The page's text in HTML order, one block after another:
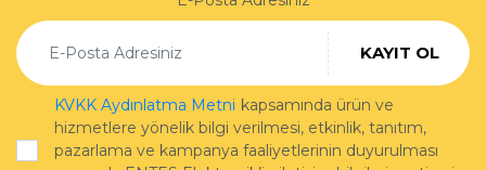
KAYIT OL
KVKK Aydınlatma Metni kapsamında ürün ve
hizmetlere yönelik bilgi verilmesi, etkinlik, tanıtım,
pazarlama ve kampanya faaliyetlerinin duyurulması